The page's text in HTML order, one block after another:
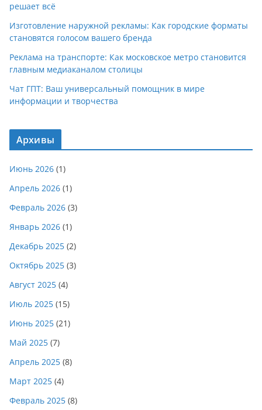
решает всё
Изготовление наружной рекламы: Как городские форматы
становятся голосом вашего бренда
Реклама на транспорте: Как московское метро становится
главным медиаканалом столицы
Чат ГПТ: Ваш универсальный помощник в мире
информации и творчества
Архивы
Июнь 2026 (1)
Апрель 2026 (1)
Февраль 2026 (3)
Январь 2026 (1)
Декабрь 2025 (2)
Октябрь 2025 (3)
Август 2025 (4)
Июль 2025 (15)
Июнь 2025 (21)
Май 2025 (7)
Апрель 2025 (8)
Март 2025 (4)
Февраль 2025 (8)